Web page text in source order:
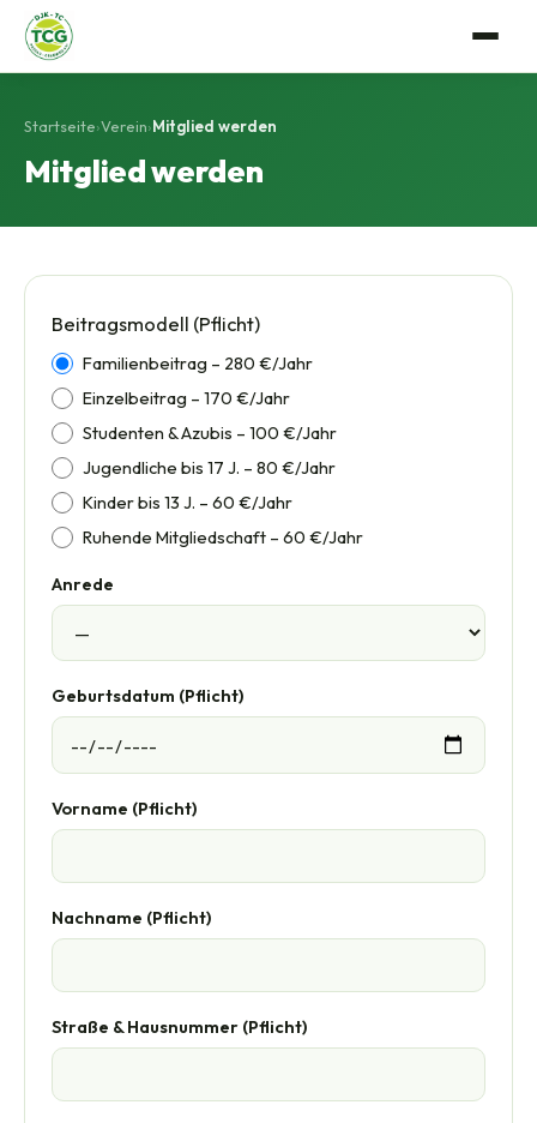
Anlage
Satzung
Geschichte
Bildergalerie
Tennis
Trainerteam
Mannschaftssport
Events
Gastro
Startseite›Verein›Mitglied werden
Mitglied werden
Beitragsmodell (Pflicht)
Familienbeitrag – 280 €/Jahr
Einzelbeitrag – 170 €/Jahr
Studenten & Azubis – 100 €/Jahr
Jugendliche bis 17 J. – 80 €/Jahr
Kinder bis 13 J. – 60 €/Jahr
Ruhende Mitgliedschaft – 60 €/Jahr
Anrede
Geburtsdatum (Pflicht)
Vorname (Pflicht)
Nachname (Pflicht)
Straße & Hausnummer (Pflicht)